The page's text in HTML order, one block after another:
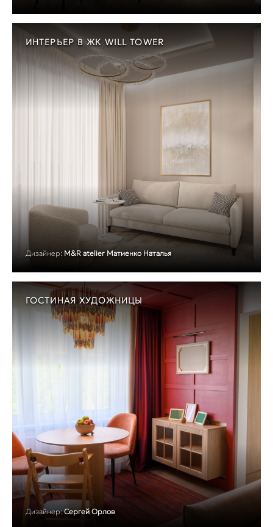
ИНТЕРЬЕР В ЖК WILL TOWER
Дизайнер: M&R atelier Матиенко Наталья
ГОСТИНАЯ ХУДОЖНИЦЫ
Дизайнер: Сергей Орлов